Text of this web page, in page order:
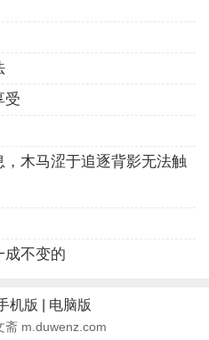
籍，学习一下他们的写
脚步。却找不到 远方的自
，它也很美。
写故事的时候是快乐的，
努力的去写了生活这一
丽，语句不够优美。但它注
宁愿成为在路边为英雄
受
木马涩于追逐背影无法触
成不变的
机版 电脑版
m.duwenz.com